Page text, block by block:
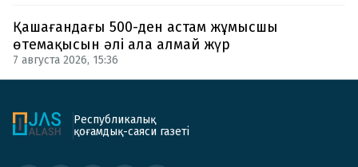
Қашағандағы 500-ден астам жұмысшы
өтемақысын әлі ала алмай жүр
7 августа 2026, 15:36
Республикалық
қоғамдық-саяси газеті